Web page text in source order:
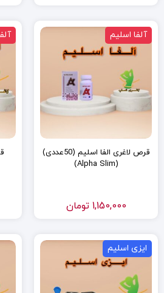
آلفا اسلیم
قرص لاغری الفا اسلیم (50عددی)
(Alpha Slim)
1,150,000 تومان
ایزی اسلیم